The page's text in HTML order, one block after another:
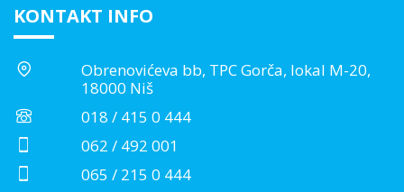
KONTAKT INFO
Obrenovićeva bb, TPC Gorča, lokal M-20,
18000 Niš
018 / 415 0 444
062 / 492 001
065 / 215 0 444